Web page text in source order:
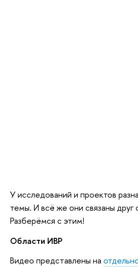
У исследований и проектов
темы. И всё же они связаны друг
Разберёмся с этим!
Области ИВР
Видео представлены на